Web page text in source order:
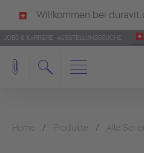
Willkommen bei
deutsch als Ihre Sprache erkannt.
Français Italiano
JOBS & KARRIERE AUSSTELLUNGSSUCHE
Home Produkte Alle